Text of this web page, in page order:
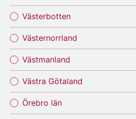
Västerbotten
Västernorrland
Västmanland
Västra Götaland
Örebro län